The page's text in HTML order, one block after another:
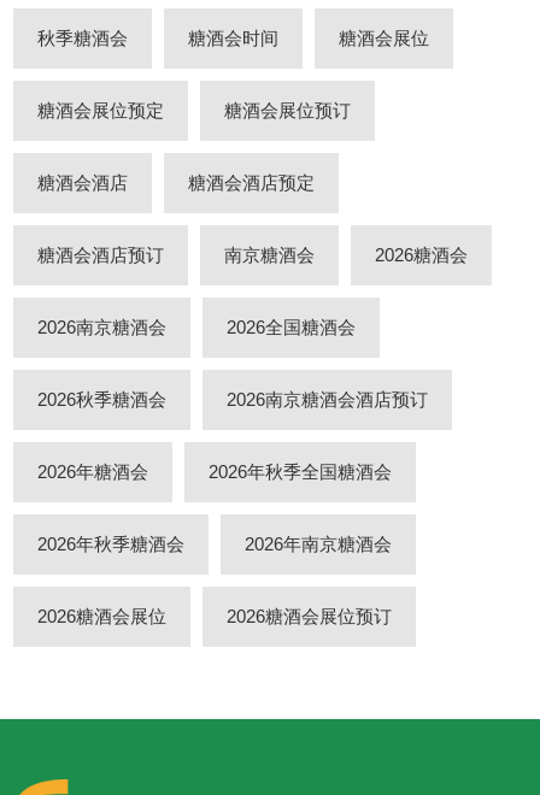
秋季糖酒会 糖酒会时间 糖酒会展位
糖酒会展位预定 糖酒会展位预订
糖酒会酒店 糖酒会酒店预定
糖酒会酒店预订 南京糖酒会 2026糖酒会
2026南京糖酒会 2026全国糖酒会
2026秋季糖酒会 2026南京糖酒会酒店预订
2026年糖酒会 2026年秋季全国糖酒会
2026年秋季糖酒会 2026年南京糖酒会
2026糖酒会展位 2026糖酒会展位预订